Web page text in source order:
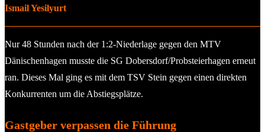
Ismail Yesilyurt
Nur 48 Stunden nach der 1:2-Niederlage gegen den MTV
Dänischenhagen musste die SG Dobersdorf/Probsteierhagen erneut
ran. Dieses Mal ging es mit dem TSV Stein gegen einen direkten
Konkurrenten um die Abstiegsplätze.
Gastgeber verpassen die Führung